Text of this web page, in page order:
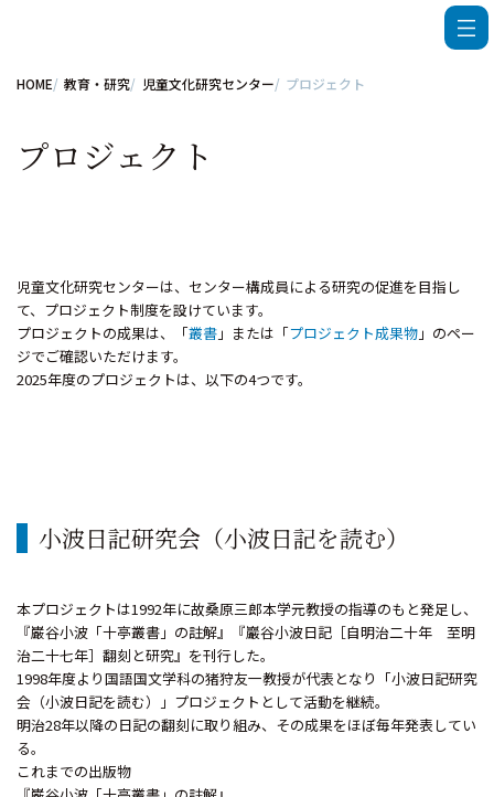
HOME 教育・研究 児童文化研究センター プロジェクト
プロジェクト
児童文化研究センターは、センター構成員による研究の促進を目指し
て、プロジェクト制度を設けています。
プロジェクトの成果は、「叢書 」または「プロジェクト成果物 」のペー
ジでご確認いただけます。
2025年度のプロジェクトは、以下の4つです。
小波日記研究会（小波日記を読む）
本プロジェクトは1992年に故桑原三郎本学元教授の指導のもと発足し、
『巌谷小波「十亭叢書」の註解』『巖谷小波日記［自明治二十年 至明
治二十七年］翻刻と研究』を刊行した。
1998年度より国語国文学科の猪狩友一教授が代表となり「小波日記研究
会（小波日記を読む）」プロジェクトとして活動を継続。
明治28年以降の日記の翻刻に取り組み、その成果をほぼ毎年発表してい
る。
これまでの出版物